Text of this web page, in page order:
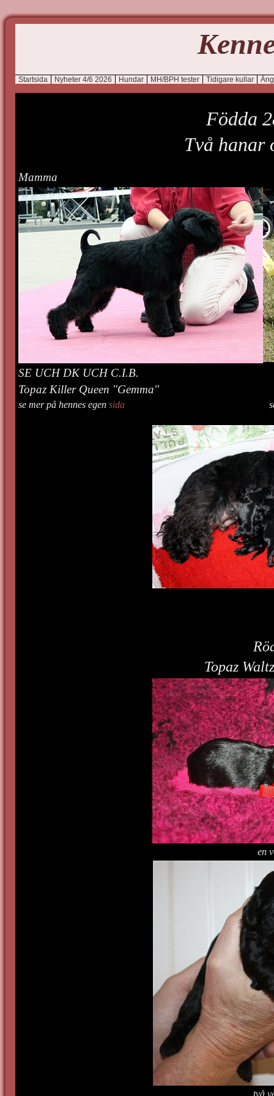
Startsida Nyheter 4/6 2026 Hundar MH/BPH tester Tidigare kullar
Födda
Två hanar
Mamma
SE UCH DK UCH C.I.B. SE
Topaz Killer Queen "Gemma" Big
se mer på hennes egen sida se mer på
Topaz
en
två